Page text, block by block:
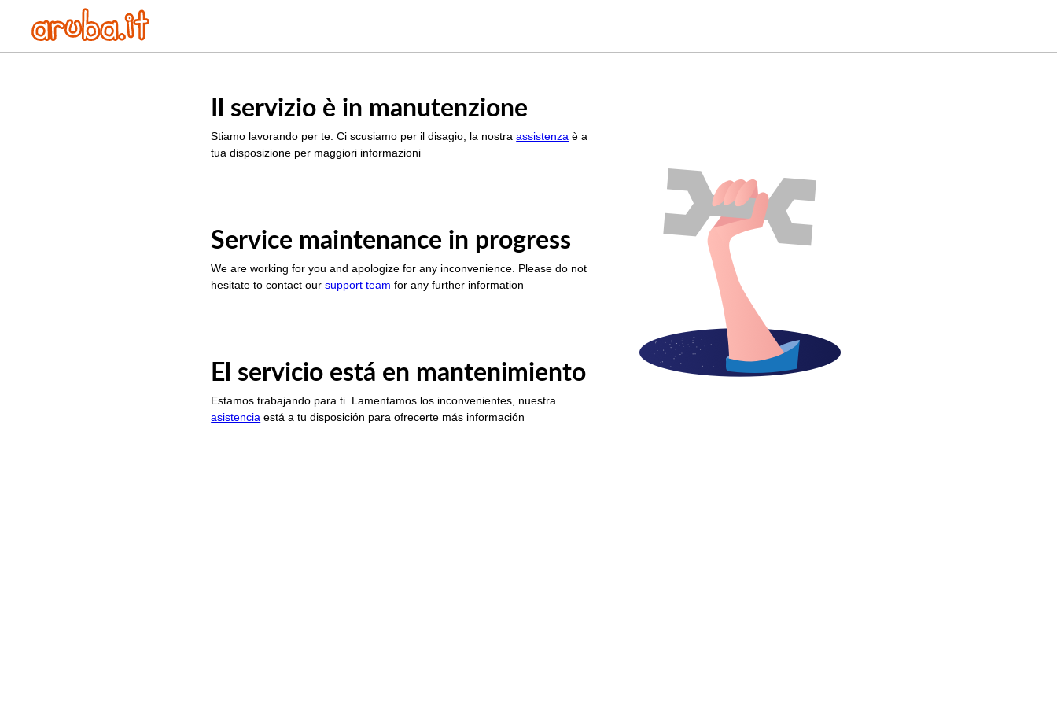
Il servizio è in manutenzione
Stiamo lavorando per te. Ci scusiamo per il disagio, la nostraassistenza è a
tua disposizione per maggiori informazioni
Service maintenance in progress
We are working for you and apologize for any inconvenience. Please do not
hesitate to contact oursupport team for any further information
El servicio está en mantenimiento
Estamos trabajando para ti. Lamentamos los inconvenientes, nuestra
asistencia está a tu disposición para ofrecerte más información